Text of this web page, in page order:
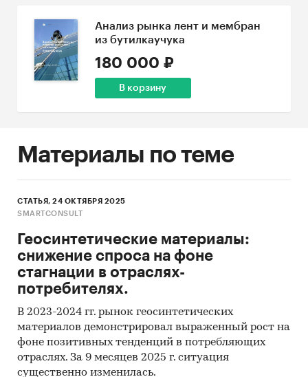
Анализ рынка лент и мембран
из бутилкаучука
180 000 ₽
В корзину
Материалы по теме
СТАТЬЯ, 24 ОКТЯБРЯ 2025
SMARTCONSULT
Геосинтетические материалы:
снижение спроса на фоне
стагнации в отраслях-
потребителях.
В 2023-2024 гг. рынок геосинтетических
материалов демонстрировал выраженный рост на
фоне позитивных тенденций в потребляющих
отраслях. За 9 месяцев 2025 г. ситуация
существенно изменилась.